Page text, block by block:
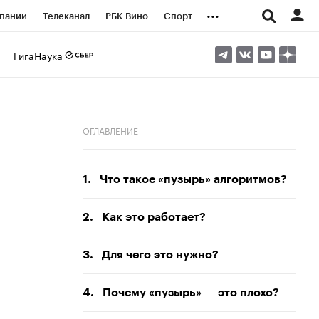
Телеканал РБК Вино Спорт ...
ГигаНаука
ОГЛАВЛЕНИЕ
1. Что такое «пузырь» алгоритмов?
2. Как это работает?
3. Для чего это нужно?
4. Почему «пузырь» — это плохо?